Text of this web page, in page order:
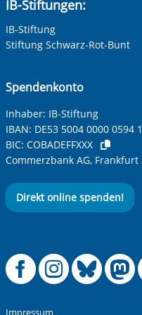
Ihre Telefonnummer
Betreff ihrer Anfrage
Ihre Nachricht*
Anti-Roboter-
IB-Stiftungen:
IB-Stiftung
Stiftung Schwarz-Rot-Bunt
Spendenkonto
Inhaber: IB-Stiftung
IBAN: DE53 5004 0000 0594
BIC: COBADEFFXXX
Commerzbank AG,
Direkt online spenden!
Impressum